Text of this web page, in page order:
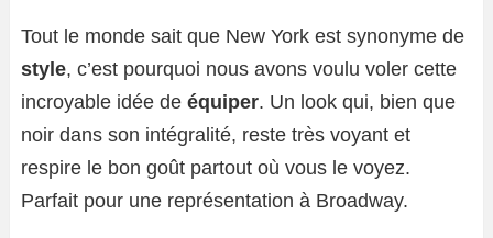
Tout le monde sait que New York est synonyme de
style, c’est pourquoi nous avons voulu voler cette
incroyable idée de équiper. Un look qui, bien que
noir dans son intégralité, reste très voyant et
respire le bon goût partout où vous le voyez.
Parfait pour une représentation à Broadway.